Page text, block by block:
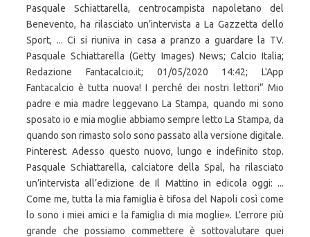
Pasquale Schiattarella, centrocampista napoletano del
Benevento, ha rilasciato un’intervista a La Gazzetta dello
Sport, ... Ci si riuniva in casa a pranzo a guardare la TV.
Pasquale Schiattarella (Getty Images) News; Calcio Italia;
Redazione Fantacalcio.it; 01/05/2020 14:42; L'App
Fantacalcio è tutta nuova! I perché dei nostri lettori“ Mio
padre e mia madre leggevano La Stampa, quando mi sono
sposato io e mia moglie abbiamo sempre letto La Stampa, da
quando son rimasto solo sono passato alla versione digitale.
Pinterest. Adesso questo nuovo, lungo e indefinito stop.
Pasquale Schiattarella, calciatore della Spal, ha rilasciato
un’intervista all’edizione de Il Mattino in edicola oggi: ...
Come me, tutta la mia famiglia è tifosa del Napoli così come
lo sono i miei amici e la famiglia di mia moglie». L’errore più
grande che possiamo commettere è sottovalutare quei